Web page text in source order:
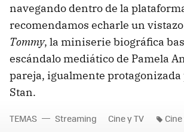
navegando dentro de la
recomendamos echarle un vistazo
Tommy, la miniserie biográfica
escándalo mediático de Pamela
pareja, igualmente protagonizada
Stan.
TEMAS Streaming Cine y TV